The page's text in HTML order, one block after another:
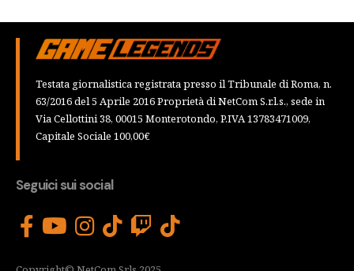
Testata giornalistica registrata presso il Tribunale di Roma, n.
63/2016 del 5 Aprile 2016 Proprietà di NetCom S.r.l.s., sede in
Via Cellottini 38, 00015 Monterotondo, P.IVA 13783471009,
Capitale Sociale 100,00€
Seguici sui social